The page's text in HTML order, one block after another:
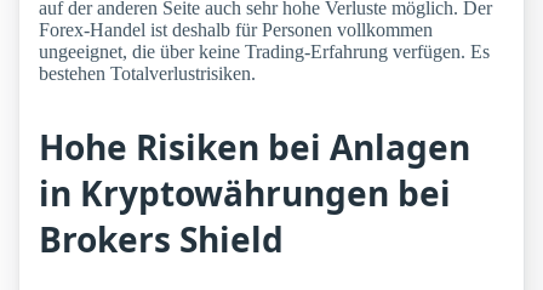
auf der anderen Seite auch sehr hohe Verluste möglich. Der
Forex-Handel ist deshalb für Personen vollkommen
ungeeignet, die über keine Trading-Erfahrung verfügen. Es
bestehen Totalverlustrisiken.
Hohe Risiken bei Anlagen
in Kryptowährungen bei
Brokers Shield